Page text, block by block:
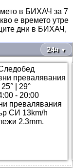
в БИХАЧ за 7
е времето утре
дни в БИХАЧ,
24ч ▼
25°
29°
- 20:00
превалявания
СИ 13km/h
2.3mm.